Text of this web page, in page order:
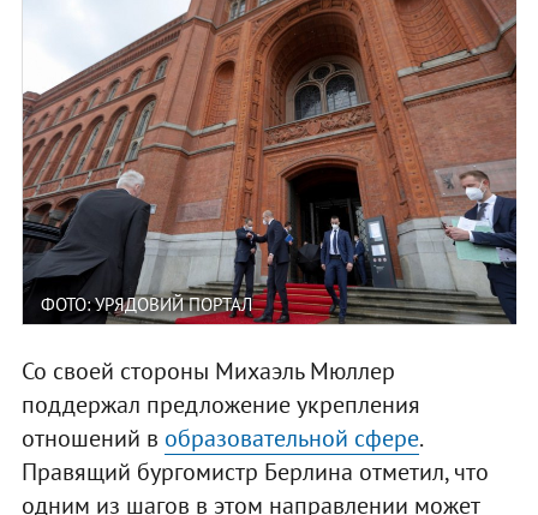
ФОТО: УРЯДОВИЙ ПОРТАЛ
Со своей стороны Михаэль Мюллер
поддержал предложение укрепления
отношений в образовательной сфере.
Правящий бургомистр Берлина отметил, что
одним из шагов в этом направлении может